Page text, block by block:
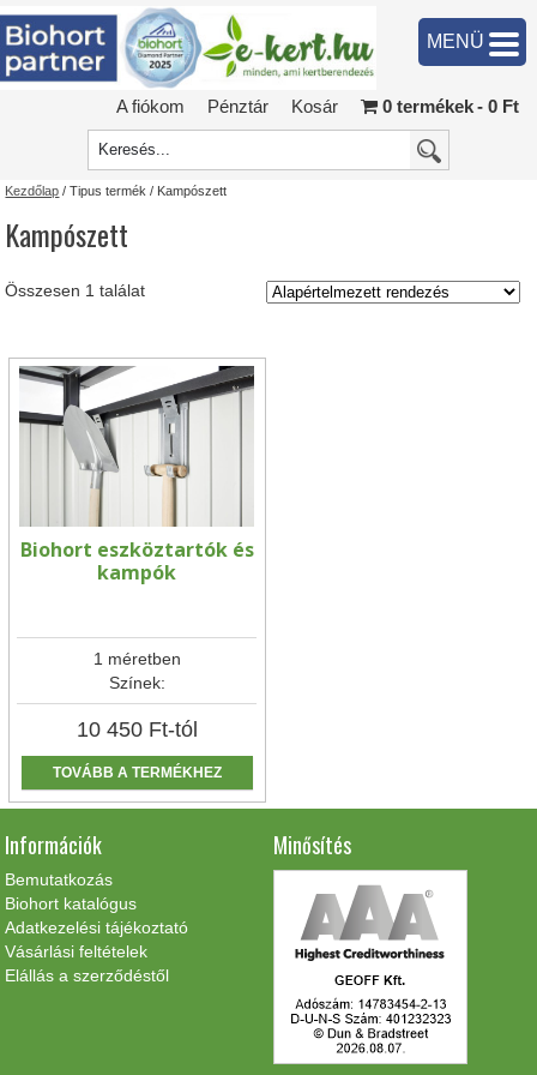
A fiókom Pénztár Kosár 0 termékek 0 Ft
MENÜ
Kezdőlap / Tipus termék / Kampószett
Kampószett
Összesen 1 találat
Biohort eszköztartók és
kampók
1 méretben
Színek:
10 450 Ft-tól
TOVÁBB A TERMÉKHEZ
Információk
Bemutatkozás
Biohort katalógus
Adatkezelési tájékoztató
Vásárlási feltételek
Elállás a szerződéstől
Minősítés